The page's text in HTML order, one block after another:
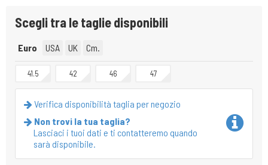
Scegli tra le taglie disponibili
Euro USA UK Cm.
41.5 42 46 47
Verifica disponibilità taglia per negozio
Non trovi la tua taglia?
Lasciaci i tuoi dati e ti contatteremo quando
sarà disponibile.